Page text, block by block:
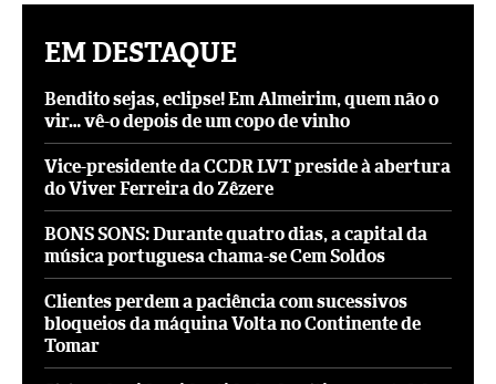
EM DESTAQUE
Bendito sejas, eclipse! Em Almeirim, quem não o
vir… vê-o depois de um copo de vinho
Vice-presidente da CCDR LVT preside à abertura
do Viver Ferreira do Zêzere
BONS SONS: Durante quatro dias, a capital da
música portuguesa chama-se Cem Soldos
Clientes perdem a paciência com sucessivos
bloqueios da máquina Volta no Continente de
Tomar